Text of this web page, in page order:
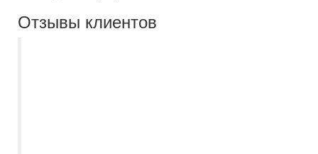
Отзывы клиентов